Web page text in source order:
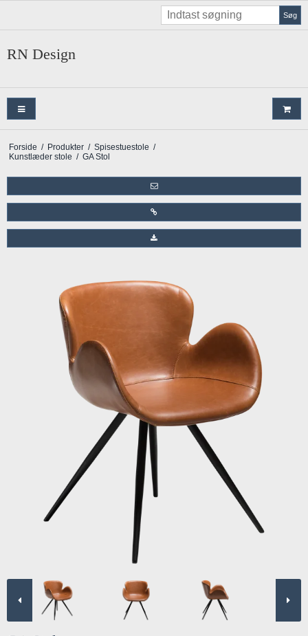
Søg
RN Design
Forside / Produkter / Spisestuestole /
Kunstlæder stole / GA Stol